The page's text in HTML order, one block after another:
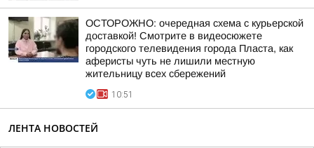
ОСТОРОЖНО: очередная схема с курьерской
доставкой! Смотрите в видеосюжете
городского телевидения города Пласта, как
аферисты чуть не лишили местную
жительницу всех сбережений
10:51
ЛЕНТА НОВОСТЕЙ